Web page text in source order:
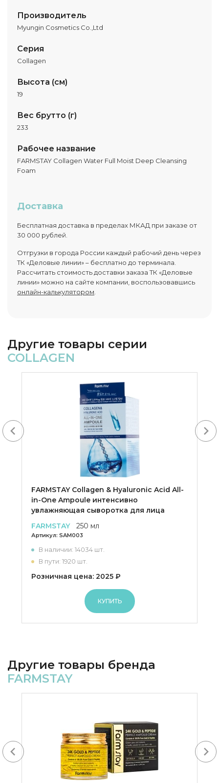
Производитель
Myungin Cosmetics Co.,Ltd
Серия
Collagen
Высота (см)
19
Вес брутто (г)
233
Рабочее название
FARMSTAY Collagen Water Full Moist Deep Cleansing
Foam
Доставка
Бесплатная доставка в пределах МКАД при заказе от
30 000 рублей.
Отгрузки в города России каждый рабочий день через
ТК «Деловые линии» – бесплатно до терминала.
Рассчитать стоимость доставки заказа ТК «Деловые
линии» можно на сайте компании, воспользовавшись
онлайн-калькулятором
Другие товары серии
COLLAGEN
FARMSTAY Collagen & Hyaluronic Acid All-
in-One Ampoule интенсивно
увлажняющая сыворотка для лица
FARMSTAY
250 мл
Артикул: SAM003
В наличии: 14034 шт.
В пути: 1920 шт.
Розничная цена: 2025 ₽
КУПИТЬ
Другие товары бренда
FARMSTAY
Next